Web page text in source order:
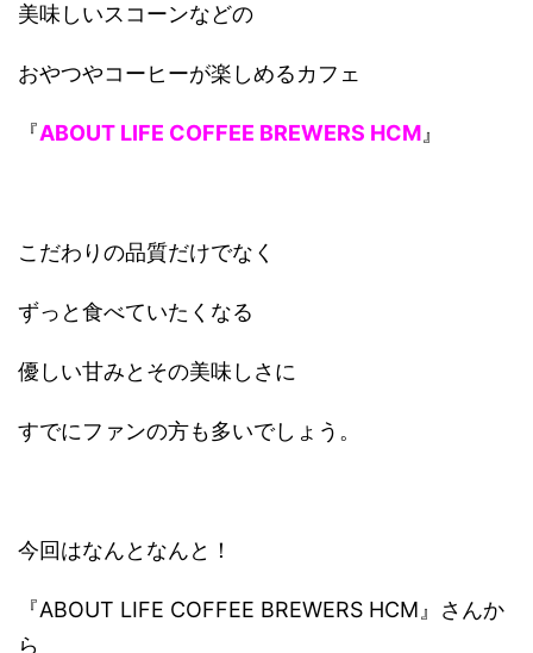
美味しいスコーンなどの
おやつやコーヒーが楽しめるカフェ
『ABOUT LIFE COFFEE BREWERS HCM』
こだわりの品質だけでなく
ずっと食べていたくなる
優しい甘みとその美味しさに
すでにファンの方も多いでしょう。
今回はなんとなんと！
『ABOUT LIFE COFFEE BREWERS HCM』さんか
ら